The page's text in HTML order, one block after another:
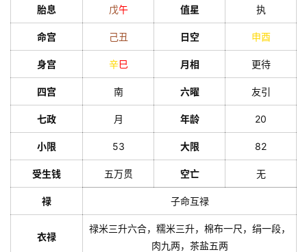
胎息 戊午 值星 执
命宫 己丑 日空 申酉
身宫 辛巳 月相 更待
四宫 南 六曜 友引
七政 月 年龄 20
小限 53 大限 82
受生钱 五万贯 空亡 无
禄 子命互禄
衣禄
禄米三升六合，糯米三升，棉布一尺，绢一段，
肉九两，茶盐五两